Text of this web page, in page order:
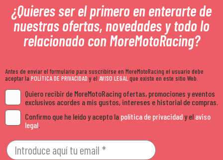
¿Quieres ser el primero en enterarte de
nuestras ofertas, novedades y todo lo
relacionado con MoreMotoRacing?
Antes de enviar el formulario para suscribirse en MoreMotoRacing el usuario debe
aceptar la POLÍTICA DE PRIVACIDADy el AVISO LEGALque existe en este sitio Web.
Quiero recibir de MoreMotoRacing ofertas, promociones y eventos
exclusivos acordes a mis gustos, intereses e historial de compras.
Confirmo que he leído y acepto la política de privacidady el aviso
legal.